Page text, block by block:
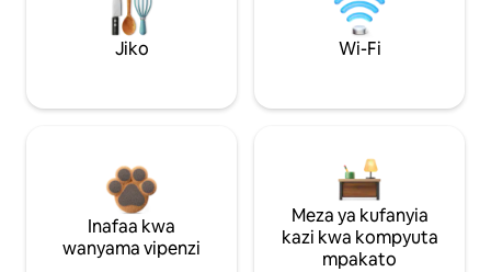
Jiko Wi-Fi
Inafaa kwa
wanyama vipenzi
Meza ya kufanyia
kazi kwa kompyuta
mpakato